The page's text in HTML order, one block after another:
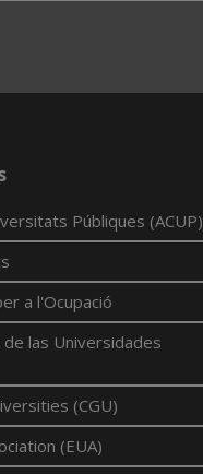
Públiques (ACUP)
a l'Ocupació
las Universidades
(CGU)
(EUA)